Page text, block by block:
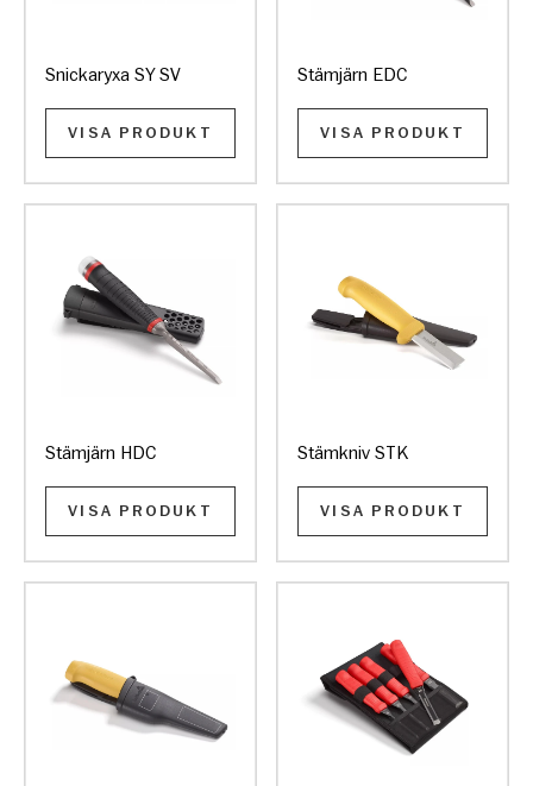
Snickaryxa SY SV
VISA PRODUKT
Stämjärn EDC
VISA PRODUKT
Stämjärn HDC
VISA PRODUKT
Stämkniv STK
VISA PRODUKT